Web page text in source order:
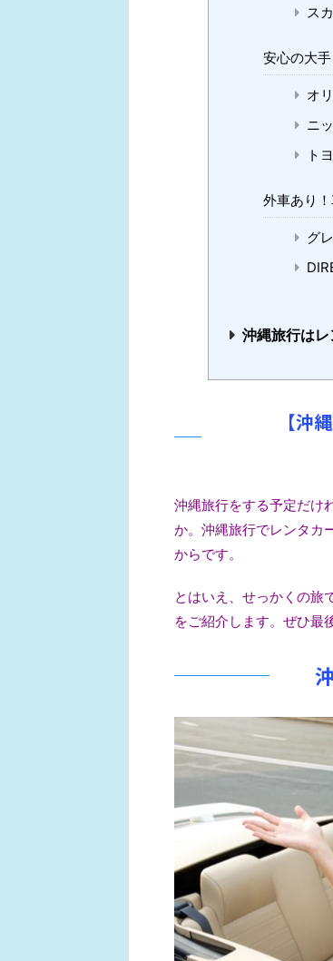
ス
安心の大
オ
ニ
ト
外車あり
グ
沖縄旅行は
【沖
沖縄旅行をする予定だけ
か。 沖縄旅行でレンタカ
からです。
とはいえ、せっかくの旅
をご紹介します。 ぜひ最